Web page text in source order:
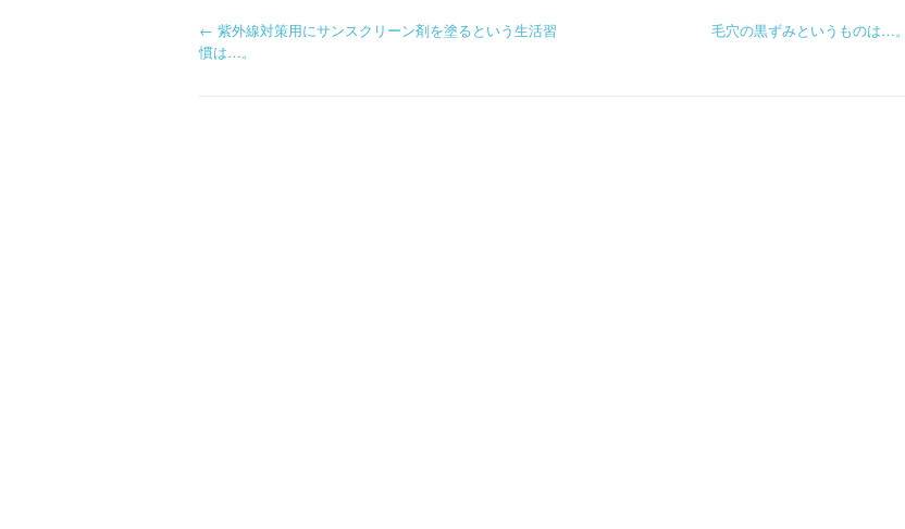
P
← 紫外線対策用にサンスクリーン剤を塗るという生活習
慣は…。
毛穴の黒ずみというものは…。